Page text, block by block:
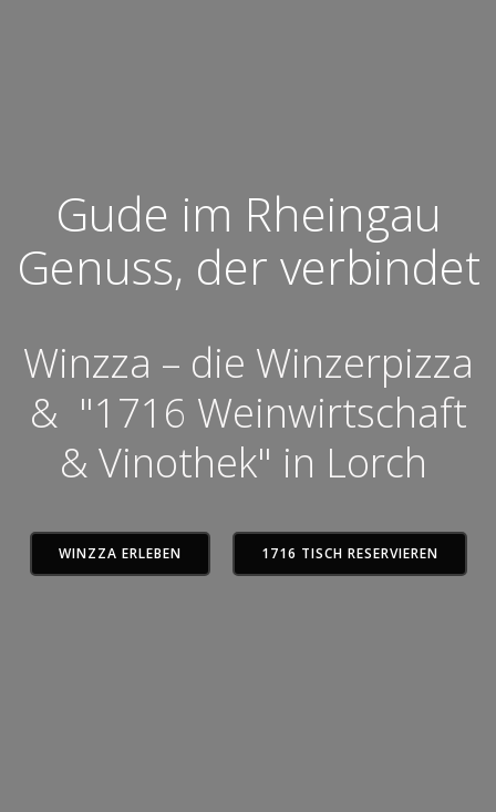
Gude im Rheingau
Genuss, der verbindet
Winzza – die Winzerpizza
& "1716 Weinwirtschaft
& Vinothek" in Lorch
WINZZA ERLEBEN 1716 TISCH RESERVIEREN